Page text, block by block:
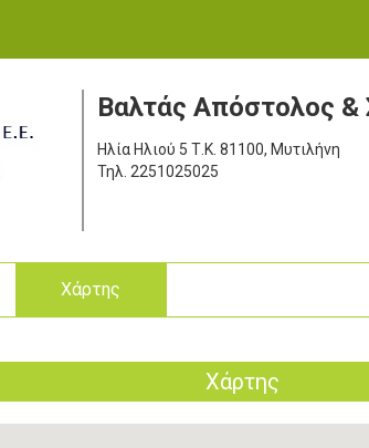
Βαλτάς Απόστολος &
Ηλία Ηλιού 5 Τ.Κ. 81100, Μυτιλήνη
Τηλ. 2251025025
Χάρτης
Χάρτης